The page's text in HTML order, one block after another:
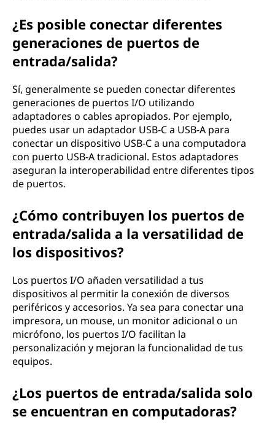
¿Es posible conectar diferentes
generaciones de puertos de
entrada/salida?
Sí, generalmente se pueden conectar diferentes
generaciones de puertos I/O utilizando
adaptadores o cables apropiados. Por ejemplo,
puedes usar un adaptador USB-C a USB-A para
conectar un dispositivo USB-C a una computadora
con puerto USB-A tradicional. Estos adaptadores
aseguran la interoperabilidad entre diferentes tipos
de puertos.
¿Cómo contribuyen los puertos de
entrada/salida a la versatilidad de
los dispositivos?
Los puertos I/O añaden versatilidad a tus
dispositivos al permitir la conexión de diversos
periféricos y accesorios. Ya sea para conectar una
impresora, un mouse, un monitor adicional o un
micrófono, los puertos I/O facilitan la
personalización y mejoran la funcionalidad de tus
equipos.
¿Los puertos de entrada/salida solo
se encuentran en computadoras?